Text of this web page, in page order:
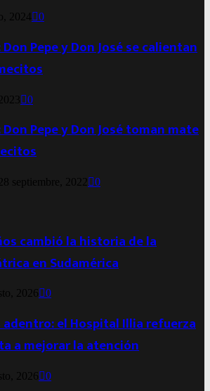
2024 0
Pepe y Don José se calientan
0
Pepe y Don José toman mate
28 septiembre, 2022 0
cambió la historia de la
en Sudamérica
2026 0
el Hospital Illia refuerza
a mejorar la atención
2026 0